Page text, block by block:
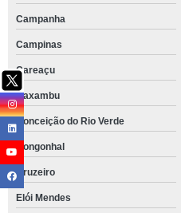
Campanha
Campinas
Careaçu
Caxambu
Conceição do Rio Verde
Congonhal
Cruzeiro
Elói Mendes